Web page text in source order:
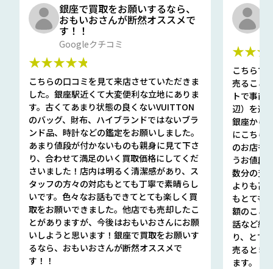
銀座で買取をお願いするなら、
おもいおさんが断然オススメで
す！！
Googleクチコミ
★★★★★
こちらの口コミを見て来店させていただきま
した。銀座駅近くて大変便利な立地にありま
す。古くてあまり状態の良くないVUITTON
のバッグ、財布、ハイブランドではないブラ
ンド品、時計などの鑑定をお願いしました。
あまり値段が付かないものも親身に見て下さ
り、合わせて満足のいく買取価格にしてくだ
さいました！店内は明るく清潔感があり、ス
タッフの方々の対応もとても丁寧で素晴らし
いです。色々なお話もできてとても楽しく買
取をお願いできました。他店でも売却したこ
とがありますが、今後はおもいおさんにお願
いしようと思います！銀座で買取をお願いす
るなら、おもいおさんが断然オススメで
す！！
こちらで
売ること
トで事前
辺）を選
銀座から
にこちら
のお店も
うお値段
数分の査
よりも高
もとても
額のこと
話など細
り、とて
売るとき
ます。